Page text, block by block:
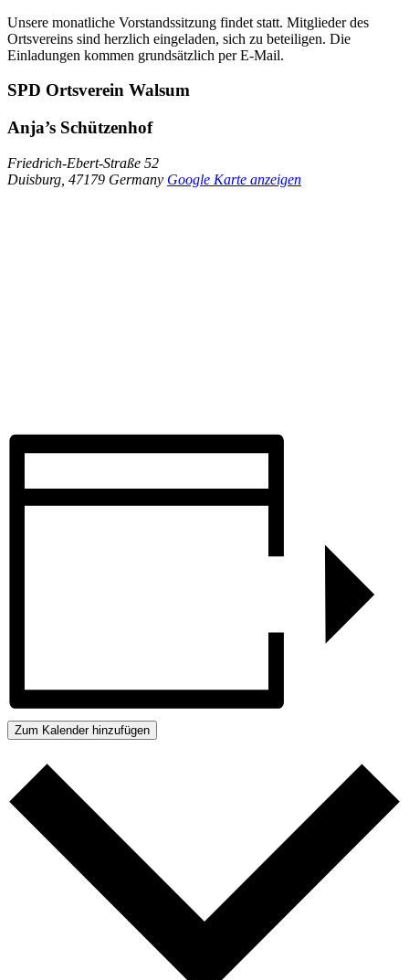
Unsere monatliche Vorstandssitzung findet statt. Mitglieder des
Ortsvereins sind herzlich eingeladen, sich zu beteiligen. Die
Einladungen kommen grundsätzlich per E-Mail.
SPD Ortsverein Walsum
Anja’s Schützenhof
Friedrich-Ebert-Straße 52
Duisburg 47179 Germany Google Karte anzeigen
Zum Kalender hinzufügen